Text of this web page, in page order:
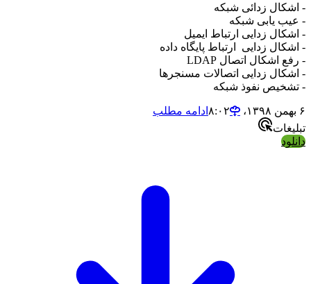
- اشکال زدائی شبکه
- عیب یابی شبکه
- اشکال زدایی ارتباط ایمیل
- اشکال زدایی ارتباط پایگاه داده
- رفع اشکال اتصال LDAP
- اشکال زدایی اتصالات مسنجرها
- تشخیص نفوذ شبکه
۶ بهمن ۱۳۹۸،‏ ۸:۰۲
ادامه مطلب
تبلیغات
دانلود